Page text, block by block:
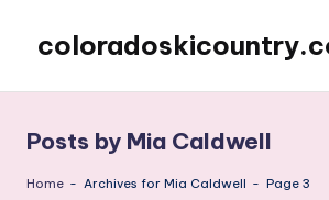
content
Posts by Mia Caldwell
Home - Archives for Mia Caldwell - Page 3